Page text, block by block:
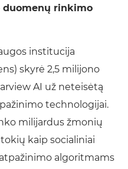
duomenų rinkimo
institucija
skyrė 2,5 milijono
AI už neteisėtą
technologijai.
milijardus žmonių
kaip socialiniai
algoritmams